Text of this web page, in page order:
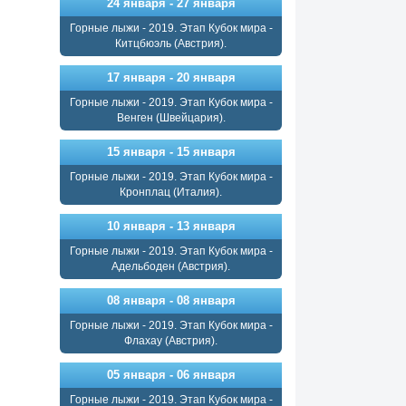
24 января - 27 января
Горные лыжи - 2019. Этап Кубок мира -
Китцбюэль (Австрия).
17 января - 20 января
Горные лыжи - 2019. Этап Кубок мира -
Венген (Швейцария).
15 января - 15 января
Горные лыжи - 2019. Этап Кубок мира -
Кронплац (Италия).
10 января - 13 января
Горные лыжи - 2019. Этап Кубок мира -
Адельбоден (Австрия).
08 января - 08 января
Горные лыжи - 2019. Этап Кубок мира -
Флахау (Австрия).
05 января - 06 января
Горные лыжи - 2019. Этап Кубок мира -